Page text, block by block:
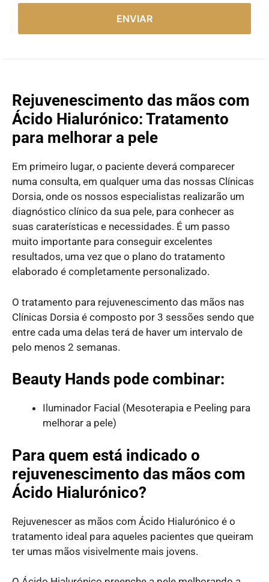
ENVIAR
Rejuvenescimento das mãos com
Ácido Hialurónico: Tratamento
para melhorar a pele
Em primeiro lugar, o paciente deverá comparecer
numa consulta, em qualquer uma das nossas Clínicas
Dorsia, onde os nossos especialistas realizarão um
diagnóstico clínico da sua pele, para conhecer as
suas caraterísticas e necessidades. É um passo
muito importante para conseguir excelentes
resultados, uma vez que o plano do tratamento
elaborado é completamente personalizado.
O tratamento para rejuvenescimento das mãos nas
Clínicas Dorsia é composto por 3 sessões sendo que
entre cada uma delas terá de haver um intervalo de
pelo menos 2 semanas.
Beauty Hands pode combinar:
Iluminador Facial (Mesoterapia e Peeling para
melhorar a pele)
Para quem está indicado o
rejuvenescimento das mãos com
Ácido Hialurónico?
Rejuvenescer as mãos com Ácido Hialurónico é o
tratamento ideal para aqueles pacientes que queiram
ter umas mãos visivelmente mais jovens.